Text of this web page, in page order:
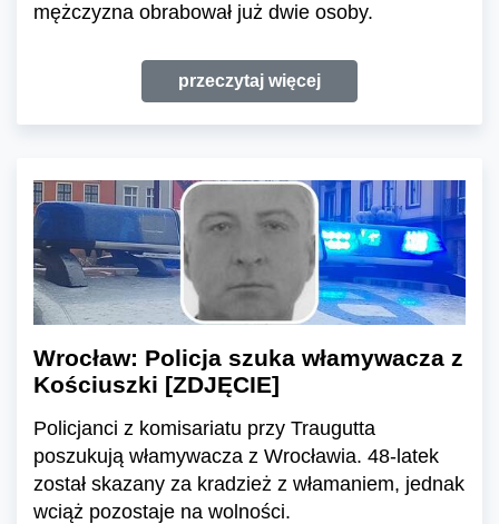
mężczyzna obrabował już dwie osoby.
przeczytaj więcej
Wrocław: Policja szuka włamywacza z
Kościuszki [ZDJĘCIE]
Policjanci z komisariatu przy Traugutta
poszukują włamywacza z Wrocławia. 48-latek
został skazany za kradzież z włamaniem, jednak
wciąż pozostaje na wolności.